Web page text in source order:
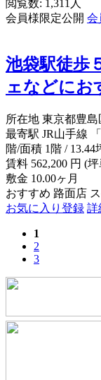
閲覧数: 1,311人
会員様限定公開 会
池袋駅徒歩
ェなどにお
所在地 東京都豊島
最寄駅 JR山手線
階/面積 1階 / 13.44
賃料 562,200 円 (坪
敷金 10.00ヶ月
おすすめ 路面店
お気に入り登録 詳
1
2
3